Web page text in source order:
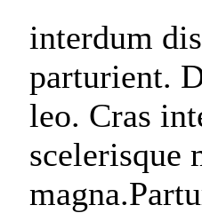
interdum
parturient.
leo. Cras
scelerisque